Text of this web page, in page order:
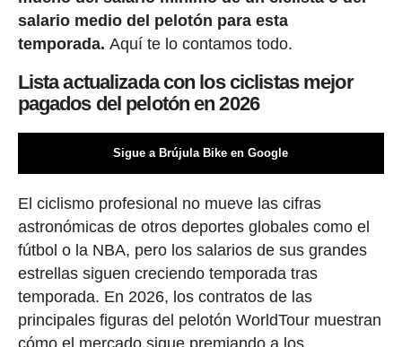
salario medio del pelotón para esta
temporada. Aquí te lo contamos todo.
Lista actualizada con los ciclistas mejor
pagados del pelotón en 2026
Sigue a Brújula Bike en Google
El ciclismo profesional no mueve las cifras
astronómicas de otros deportes globales como el
fútbol o la NBA, pero los salarios de sus grandes
estrellas siguen creciendo temporada tras
temporada. En 2026, los contratos de las
principales figuras del pelotón WorldTour muestran
cómo el mercado sigue premiando a los